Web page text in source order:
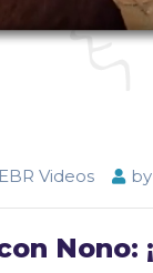
Videos by
Nono: